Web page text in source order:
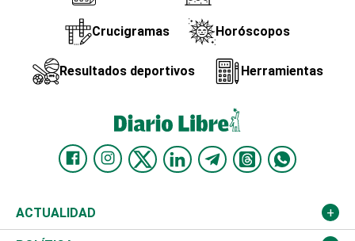
Crucigramas Horóscopos
Resultados deportivos Herramientas
ACTUALIDAD